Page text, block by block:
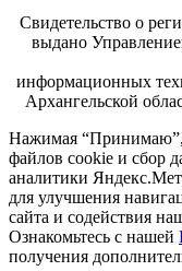
Свидетельство о
выдано
информационных
Архангельской
Нажимая “Принимаю”,
файлов cookie и сбор
аналитики
для улучшения
сайта и содействия
Ознакомьтесь с нашей
получения